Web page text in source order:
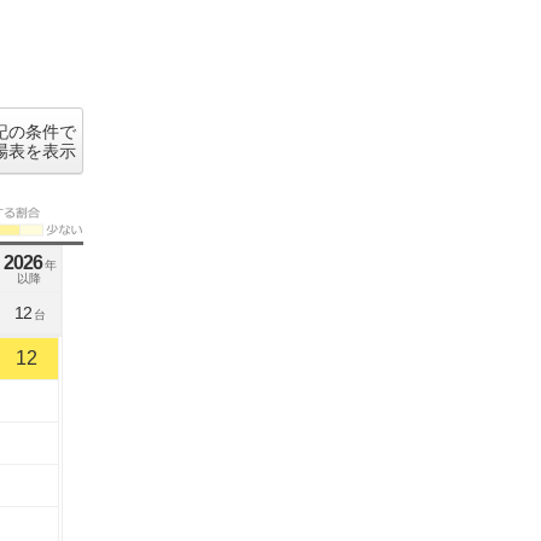
の条件で
表を表示
2026年
以降
12 台
12